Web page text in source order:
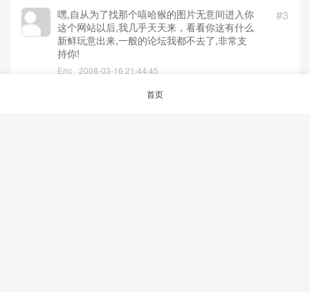
#3
嘿,自从为了找那个嘻哈猴的图片无意间进入你
这个网站以后,我几乎天天来，看看你这有什么
新鲜玩意出来,一般的论坛我都不去了,非常支
持你!
Eric 2008-03-16 21:44:45
o(∩_∩)o... 老大，我又来支持你了
首页